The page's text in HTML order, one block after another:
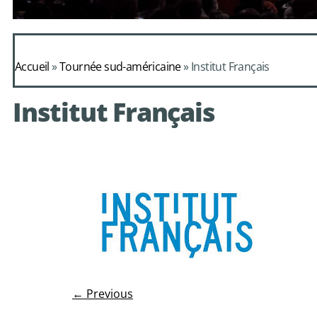
Daphnis et
de
avec le choeur de
Accueil»Tournée sud-américaine»Institut Français
Institut Français
← Previous